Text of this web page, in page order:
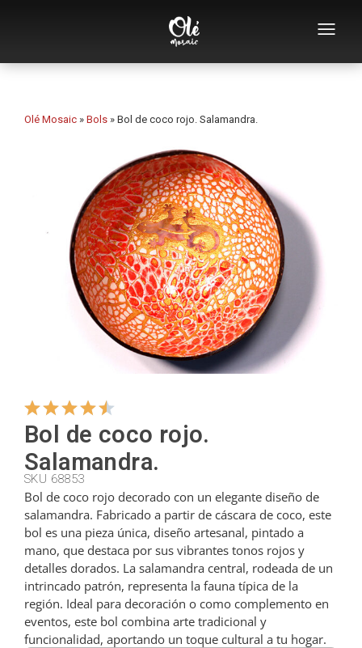
Empresa
Souvenirs por categoría
Abridores
Tazas
Bols
Ceniceros
Colgadores
Cortadores
Cucharillas
Cucharones
Dedales
Olé Mosaic » Bols » Bol de coco rojo. Salamandra.
Bol de coco rojo.
Salamandra.
SKU 68853
Bol de coco rojo decorado con un elegante diseño de
salamandra. Fabricado a partir de cáscara de coco, este
bol es una pieza única, diseño artesanal, pintado a
mano, que destaca por sus vibrantes tonos rojos y
detalles dorados. La salamandra central, rodeada de un
intrincado patrón, representa la fauna típica de la
región. Ideal para decoración o como complemento en
eventos, este bol combina arte tradicional y
funcionalidad, aportando un toque cultural a tu hogar.